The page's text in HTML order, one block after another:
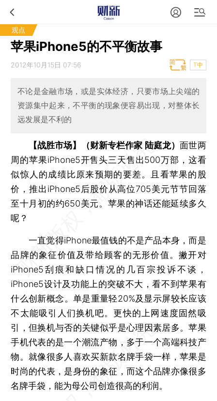
观点
苹果iPhone5的不平衡故事
2012年10月15日 07:56 T中
不论是金融市场，或是实体经济，只要市场上尖端的
资源集中起来，不平衡的现象便容易出现，对整体长
远发展是不利的
【战胜市场】（财新专栏作家 陆庭龙）面世两
周的苹果iPhone5开售头三天售出500万部，这看
似惊人的成绩比原来预期的要差。且看苹果的股
价，推出iPhone5后股价从高位705美元节节回落
至十月初的约650美元。苹果的神话还能延续多久
呢？
一直觉得iPhone最值钱的不是产品本身，而是
品牌的象征价值及带给顾客的无形价值。撇开对
iPhone5刮痕和缺口情况的几百宗投诉不谈，
iPhone5设计及功能上的突破不大，看不到苹果有
什么创新概念。单是重量轻20%及显示屏较长应该
不太能吸引人们换机吧。更快的上网速度固然吸
引，但换机与否的关键似乎是心理因素居多。苹果
手机代表的是一个潮流产物，多于一个高端科技产
物。就像很多人喜欢买新款名牌手袋一样，苹果是
时尚的代表，是身份的象征，而这个品牌亦像很多
名牌手袋，能为母公司创造很高的利润。